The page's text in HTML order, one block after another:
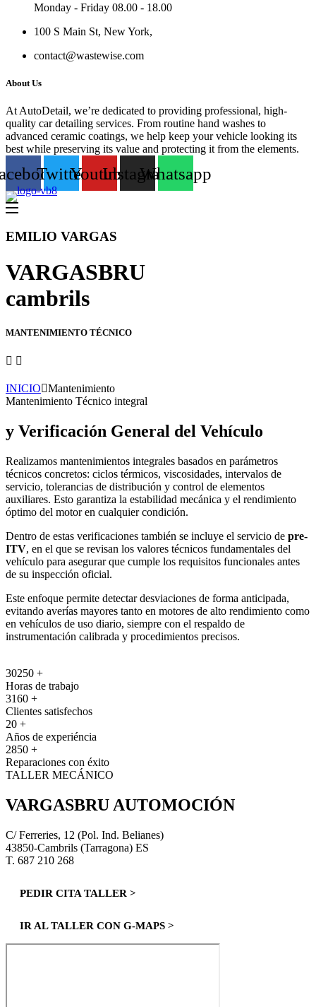
Monday - Friday 08.00 - 18.00
100 S Main St, New York,
contact@wastewise.com
About Us
At AutoDetail, we’re dedicated to providing professional, high-
quality car detailing services. From routine hand washes to
advanced ceramic coatings, we help keep your vehicle looking its
best while preserving its value and protecting it from the elements.
TwitterYoutubeInstagramWhatsapp
EMILIO VARGAS
VARGASBRU
cambrils
MANTENIMIENTO TÉCNICO
INICIO
Mantenimiento
Mantenimiento Técnico integral
y Verificación General del Vehículo
Realizamos mantenimientos integrales basados en parámetros
técnicos concretos: ciclos térmicos, viscosidades, intervalos de
servicio, tolerancias de distribución y control de elementos
auxiliares. Esto garantiza la estabilidad mecánica y el rendimiento
óptimo del motor en cualquier condición.
Dentro de estas verificaciones también se incluye el servicio de pre-
ITV, en el que se revisan los valores técnicos fundamentales del
vehículo para asegurar que cumple los requisitos funcionales antes
de su inspección oficial.
Este enfoque permite detectar desviaciones de forma anticipada,
evitando averías mayores tanto en motores de alto rendimiento como
en vehículos de uso diario, siempre con el respaldo de
instrumentación calibrada y procedimientos precisos.
30250 +
Horas de trabajo
3160 +
Clientes satisfechos
20 +
Años de experiéncia
2850 +
Reparaciones con éxito
TALLER MECÁNICO
VARGASBRU AUTOMOCIÓN
C/ Ferreries, 12 (Pol. Ind. Belianes)
43850-Cambrils (Tarragona) ES
T. 687 210 268
PEDIR CITA TALLER >
IR AL TALLER CON G-MAPS >